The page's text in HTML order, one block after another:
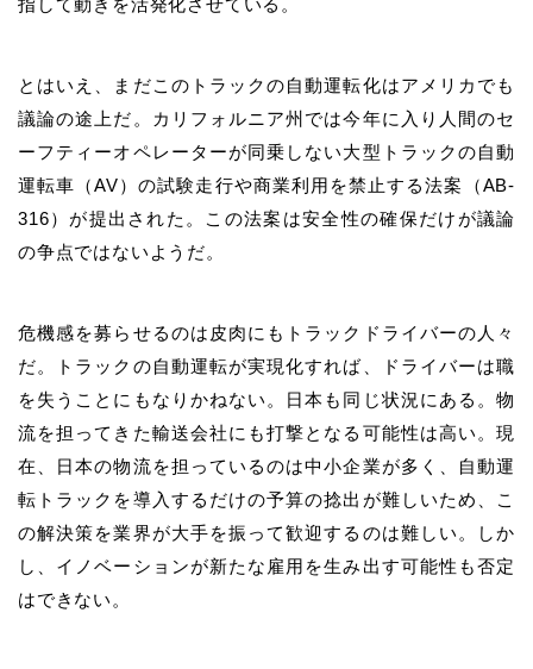
指して動きを活発化させている。
とはいえ、まだこのトラックの自動運転化はアメリカでも
議論の途上だ。カリフォルニア州では今年に入り人間のセ
ーフティーオペレーターが同乗しない大型トラックの自動
運転車（AV）の試験走行や商業利用を禁止する法案（AB-
316）が提出された。この法案は安全性の確保だけが議論
の争点ではないようだ。
危機感を募らせるのは皮肉にもトラックドライバーの人々
だ。トラックの自動運転が実現化すれば、ドライバーは職
を失うことにもなりかねない。日本も同じ状況にある。物
流を担ってきた輸送会社にも打撃となる可能性は高い。現
在、日本の物流を担っているのは中小企業が多く、自動運
転トラックを導入するだけの予算の捻出が難しいため、こ
の解決策を業界が大手を振って歓迎するのは難しい。しか
し、イノベーションが新たな雇用を生み出す可能性も否定
はできない。